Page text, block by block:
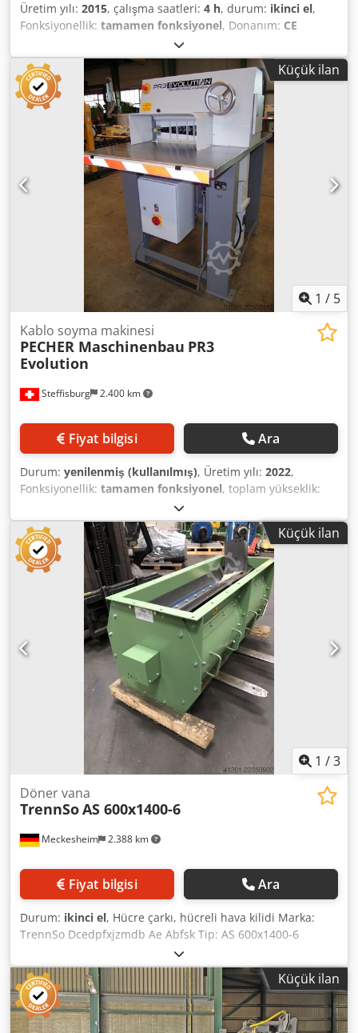
Üretim yılı: 2015, çalışma saatleri: 4 h, durum: ikinci el,
Fonksiyonellik: tamamen fonksiyonel, Donanım: CE
, Bu ekipman, sahibi tarafından sağlanan ve temiz
hava emisyonunu sağlamak amacıyla belirlenen tehlikeli
gazları etkisiz hale getirir. Kimyasal reaktör, elektrolitik
blok ve atık su arıtma sistemi ile birlikte eksiksiz bir sistem
olarak satılır. Dcsdpfx Abezmqv Hofek Bütün sistem, Cu,
Au, Ag, Pd, Pt metallerinin elde edilmesi ve temizlenmesi
için uygundur. Sistem, 12 adet elektrolitik banyo için
transformatör (toplam 84 banyo), eksiksiz boru sistemi
içerir; kurulumu yapılmış olup, test edilebilir ve
incelenebilir. Nötrleştirici ve otomatik çalışma sistemi
içerir. Deneme çalışması sırasında 2-4 saat çalıştırılmıştır.
Bütün sistem yeni durumdadır.
Küçük ilan
1 / 5
Steffisburg 2.400 km
Kablo soyma makinesi
PECHER Maschinenbau PR3
Evolution
Fiyat bilgisi Ara
Durum: yenilenmiş (kullanılmış), Üretim yılı: 2022,
Fonksiyonellik: tamamen fonksiyonel, toplam yükseklik:
1.000 mm
1.800 mm, toplam ağırlık:700 kg, Pecher PR3 Evolution
Kablo Soyma Makinesi 2026'da genel olarak yenilenmiştir.
Durumu sıfır gibidir. Motor gücü: 4 kW / 380 V Kesme hızı:
44 m/dak Çalışma aralığı: 1,5 mm² – 90 mm çap Ağırlık:
Yaklaşık 700 kg Dcsdpfx Abjzry Eujfok Ölçüler: Genişlik
1000 x Uzunluk 1600 x Yükseklik 1520 mm
Küçük ilan
1 /3
Meckesheim 2.388 km
Döner vana
TrennSoAS 600x1400-6
Fiyat bilgisi Ara
Durum: ikinci el, Hücre çarkı, hücreli hava kilidi Marka:
TrennSo Dcedpfxjzmdb Ae Abfsk Tip: AS 600x1400-6
Çalışma genişliği yaklaşık 1400 mm Esnek, değiştirilebilir
kauçuk dudaklı rotor Serbest mil ucu ile, tahriksiz Durum:
kullanılmamış
Küçük ilan